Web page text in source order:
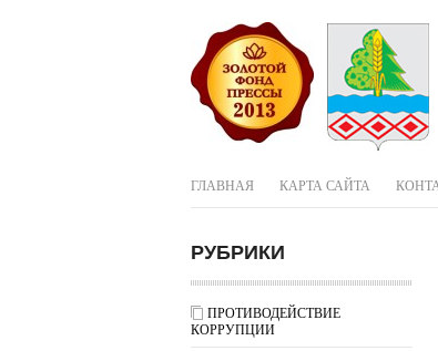
ГЛАВНАЯ КАРТА САЙТА
РУБРИКИ
ПРОТИВОДЕЙСТВИЕ
КОРРУПЦИИ